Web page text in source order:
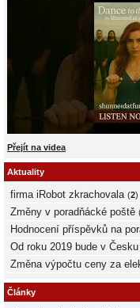
Přejít na videa
Aktuality
firma iRobot zkrachovala (2)
Změny v poradňácké poště
Hodnocení příspěvků na
Od roku 2019 bude v
Změna výpočtu ceny za
Články